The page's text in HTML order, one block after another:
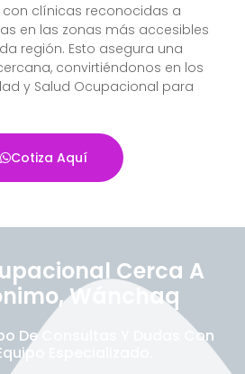
clínicas reconocidas a
en las zonas más accesibles
región. Esto asegura una
convirtiéndonos en los
y Salud Ocupacional para
Cotiza Aquí
Cerca A
Wánchaq
De Consultas Y Dudas Con
Especializado.